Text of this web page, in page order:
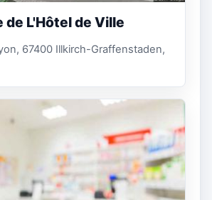
de L'Hôtel de Ville
67400 Illkirch-Graffenstaden,